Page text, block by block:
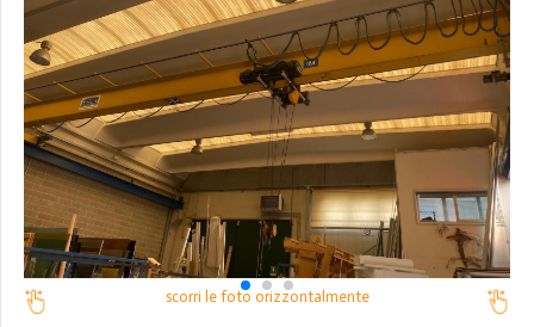
scorri le foto orizzontalmente